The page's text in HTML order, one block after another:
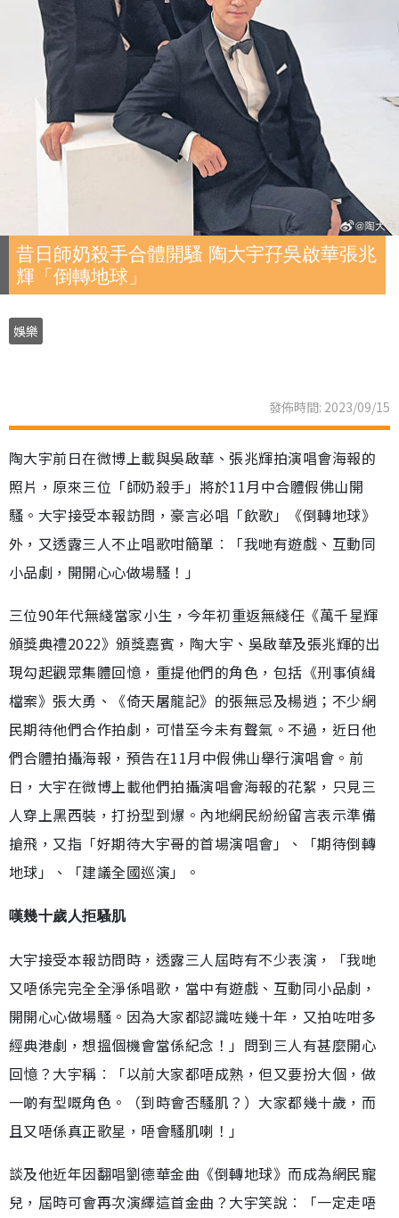
昔日師奶殺手合體開騷 陶大宇孖吳啟華張兆
輝「倒轉地球」
娛樂
發佈時間: 2023/09/15
陶大宇前日在微博上載與吳啟華、張兆輝拍演唱會海報的
照片，原來三位「師奶殺手」將於11月中合體假佛山開
騷。大宇接受本報訪問，豪言必唱「飲歌」《倒轉地球》
外，又透露三人不止唱歌咁簡單︰「我哋有遊戲、互動同
小品劇，開開心心做場騷！」
三位90年代無綫當家小生，今年初重返無綫任《萬千星輝
頒獎典禮2022》頒獎嘉賓，陶大宇、吳啟華及張兆輝的出
現勾起觀眾集體回憶，重提他們的角色，包括《刑事偵緝
檔案》張大勇、《倚天屠龍記》的張無忌及楊逍；不少網
民期待他們合作拍劇，可惜至今未有聲氣。不過，近日他
們合體拍攝海報，預告在11月中假佛山舉行演唱會。前
日，大宇在微博上載他們拍攝演唱會海報的花絮，只見三
人穿上黑西裝，打扮型到爆。內地網民紛紛留言表示準備
搶飛，又指「好期待大宇哥的首場演唱會」、「期待倒轉
地球」、「建議全國巡演」。
嘆幾十歲人拒騷肌
大宇接受本報訪問時，透露三人屆時有不少表演，「我哋
又唔係完完全全淨係唱歌，當中有遊戲、互動同小品劇，
開開心心做場騷。因為大家都認識咗幾十年，又拍咗咁多
經典港劇，想搵個機會當係紀念！」問到三人有甚麼開心
回憶？大宇稱︰「以前大家都唔成熟，但又要扮大個，做
一啲有型嘅角色。（到時會否騷肌？）大家都幾十歲，而
且又唔係真正歌星，唔會騷肌喇！」
談及他近年因翻唱劉德華金曲《倒轉地球》而成為網民寵
兒，屆時可會再次演繹這首金曲？大宇笑說︰「一定走唔